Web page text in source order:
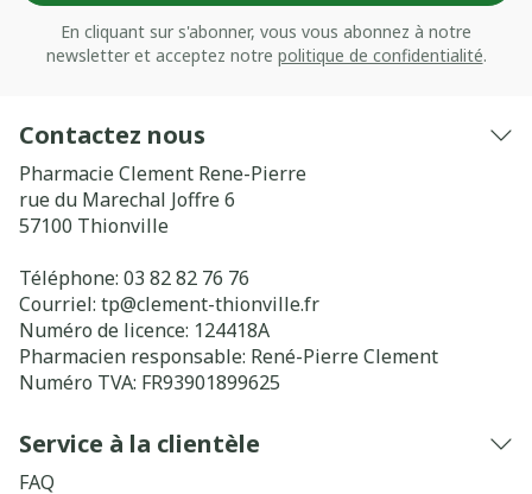
En cliquant sur s'abonner, vous vous abonnez à notre
newsletter et acceptez notre politique de confidentialité.
Contactez nous
Pharmacie Clement Rene-Pierre
rue du Marechal Joffre 6
57100 Thionville
Téléphone: 03 82 82 76 76
Courriel: tp@clement-thionville.fr
Numéro de licence: 124418A
Pharmacien responsable: René-Pierre Clement
Numéro TVA: FR93901899625
Service à la clientèle
FAQ